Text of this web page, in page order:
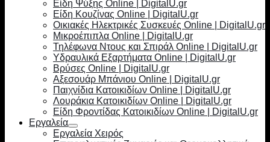
Είδη Ψύξης Online | DigitalU.gr
Είδη Κουζίνας Online | DigitalU.gr
Οικιακές Ηλεκτρικές Συσκευές Online | DigitalU.gr
Μικροέπιπλα Online | DigitalU.gr
Τηλέφωνα Ντους και Σπιράλ Online | DigitalU.gr
Υδραυλικά Εξαρτήματα Online | DigitalU.gr
Βρύσες Online | DigitalU.gr
Αξεσουάρ Μπάνιου Online | DigitalU.gr
Παιχνίδια Κατοικιδίων Online | DigitalU.gr
Λουράκια Κατοικιδίων Online | DigitalU.gr
Είδη Φροντίδας Κατοικιδίων Online | DigitalU.gr
Εργαλεία
Εργαλεία Χειρός